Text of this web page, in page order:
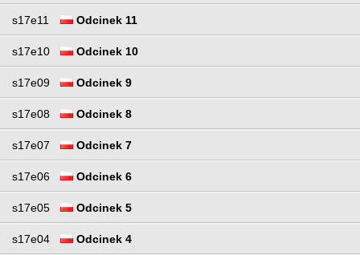
s17e11 Odcinek 11
s17e10 Odcinek 10
s17e09 Odcinek 9
s17e08 Odcinek 8
s17e07 Odcinek 7
s17e06 Odcinek 6
s17e05 Odcinek 5
s17e04 Odcinek 4